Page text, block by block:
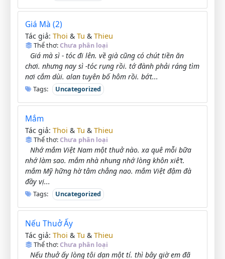
Giá Mà (2)
Tác giả: Thoi & Tu & Thieu
Thể thơ:Chưa phân loại
Giá mà sì - tóc đi lên. về già cũng có chút tiền ăn
chơi. nhưng nay sì -tóc rụng rồi. tớ đành phải ráng tìm
nơi cắm dùi. alan tuyên bố hôm rồi. bớt...
Tags: Uncategorized
Mắm
Tác giả: Thoi & Tu & Thieu
Thể thơ:Chưa phân loại
Nhớ mắm Việt Nam một thuở nào. xa quê mỗi bữa
nhớ làm sao. mắm nhà nhung nhớ lòng khôn xiê’t.
mắm Mỹ hững hờ tâm chẳng nao. mắm Việt đậm đà
đầy vị...
Tags: Uncategorized
Nếu Thuở Ấy
Tác giả: Thoi & Tu & Thieu
Thể thơ:Chưa phân loại
Nếu thuở ấy lòng tôi dạn một tí. thì bây giờ em đã